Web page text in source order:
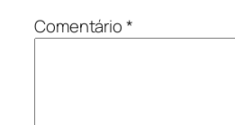
Comentário*